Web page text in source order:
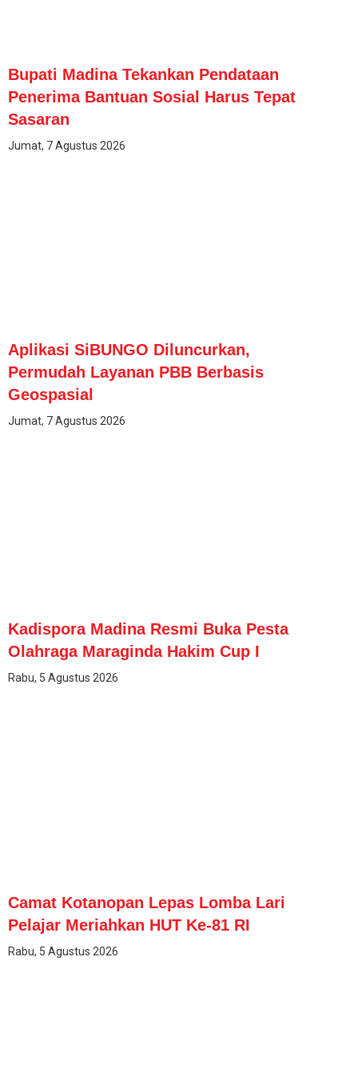
Bupati Madina Tekankan Pendataan
Penerima Bantuan Sosial Harus Tepat
Sasaran
Jumat, 7 Agustus 2026
Aplikasi SiBUNGO Diluncurkan,
Permudah Layanan PBB Berbasis
Geospasial
Jumat, 7 Agustus 2026
Kadispora Madina Resmi Buka Pesta
Olahraga Maraginda Hakim Cup I
Rabu, 5 Agustus 2026
Camat Kotanopan Lepas Lomba Lari
Pelajar Meriahkan HUT Ke-81 RI
Rabu, 5 Agustus 2026